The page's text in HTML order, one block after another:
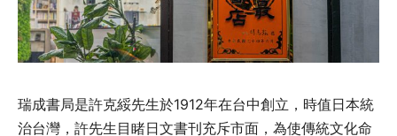
瑞成書局是許克綏先生於1912年在台中創立，時值日本統
治台灣，許先生目睹日文書刊充斥市面，為使傳統文化命